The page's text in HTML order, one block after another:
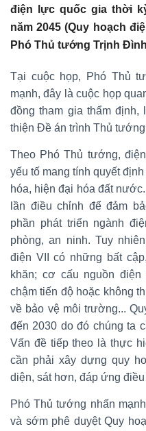
điện lực quốc gia thời
năm 2045 (Quy hoạch
Phó Thủ tướng Trịnh
Tại cuộc họp, Phó Thủ
mạnh, đây là cuộc họp
đồng tham gia thẩm
thiện Đề án trình Thủ
Theo Phó Thủ tướng,
yếu tố mang tính quyết
hóa, hiện đại hóa đất
lần điều chỉnh để đảm
phần phát triển ngành
phòng, an ninh. Tuy
điện VII có những bất
khăn; cơ cấu nguồn
chậm tiến độ hoặc không
về bảo vệ môi trường...
đến 2030 do đó chúng ta
Vấn đề tiếp theo là thực
cần phải xây dựng quy
diện, sát hơn, đáp ứng
Phó Thủ tướng nhấn
và sớm phê duyệt Quy